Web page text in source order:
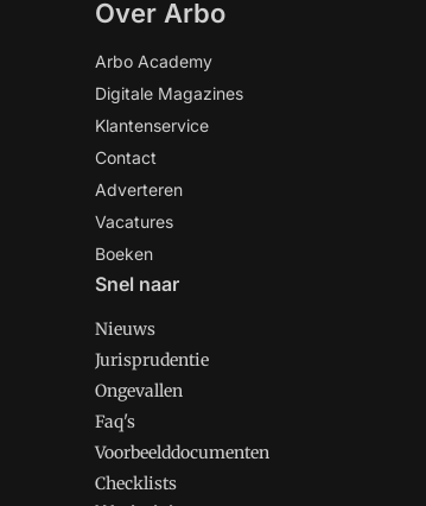
Over Arbo
Arbo Academy
Digitale Magazines
Klantenservice
Contact
Adverteren
Vacatures
Boeken
Snel naar
Nieuws
Jurisprudentie
Ongevallen
Faq's
Voorbeelddocumenten
Checklists